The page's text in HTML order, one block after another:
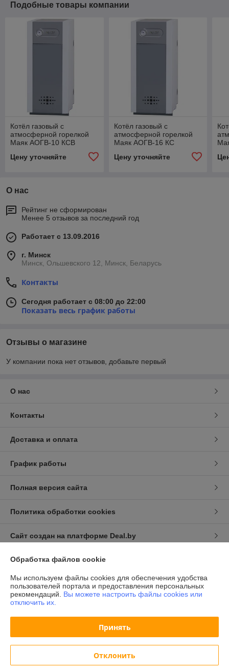
Подобные товары компании
Котёл газовый с
атмосферной горелкой
Маяк АОГВ-10 КСВ
Цену уточняйте
Котёл газовый с
атмосферной горелкой
Маяк АОГВ-16 КС
Цену уточняйте
О нас
Рейтинг не сформирован
Менее 5 отзывов за последний год
Работает с 13.09.2016
г. Минск
Минск, Ольшевского 12, Минск, Беларусь
Контакты
Сегодня работает с 08:00 до 22:00
Показать весь график работы
Отзывы о магазине
У компании пока нет отзывов, добавьте первый
О нас
Контакты
Доставка и оплата
График работы
Полная версия сайта
Политика обработки cookies
Сайт создан на платформе Deal.by
Индивидуальный предприниматель:ИП Халявко Владимир
Анатольевич
220141, г. Минск, ул. Ф. Скорины 37-72
Регистрационный номер ЕГР: 193207107
Регистрационный орган: Минский горисполком
Дата регистрации компании: 12.02.2019
Обработка файлов cookie
Мы используем файлы cookies для обеспечения удобства
пользователей портала и предоставления персональных
рекомендаций. Вы можете настроить файлы cookies или
отключить их.
Принять
Отклонить